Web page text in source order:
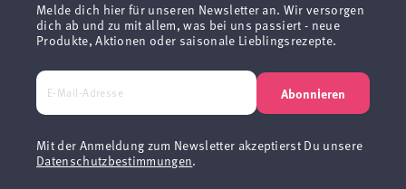
Melde dich hier für unseren Newsletter an. Wir versorgen
dich ab und zu mit allem, was bei uns passiert - neue
Produkte, Aktionen oder saisonale Lieblingsrezepte.
Abonnieren
Mit der Anmeldung zum Newsletter akzeptierst Du unsere
Datenschutzbestimmungen.